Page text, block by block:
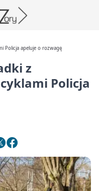
Policja apeluje o rozwagę
z
Policja